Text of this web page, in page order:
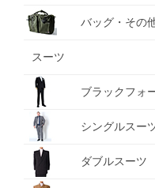
バッグ・その
スーツ
ブラックフォ
シングルスー
ダブルスーツ